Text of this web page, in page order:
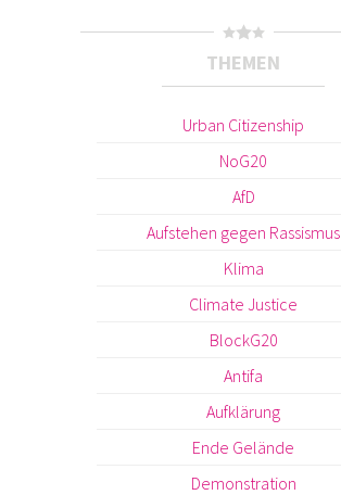
THEMEN
Urban Citizenship
NoG20
AfD
Aufstehen gegen Rassismus
Klima
Climate Justice
BlockG20
Antifa
Aufklärung
Ende Gelände
Demonstration